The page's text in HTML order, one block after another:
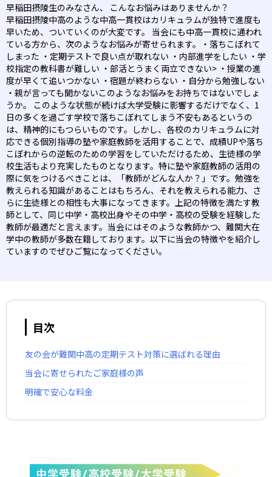
早稲田摂陵生のみなさん、 こんなお悩みはありませんか？
早稲田摂陵中高のような中高一貫校はカリキュラムが独特で進度も
早いため、ついていくのが大変です。 当会にも中高一貫校に通われ
ている方から、次のようなお悩みが寄せられます。・落ちこぼれて
しまった ・定期テストで良い点が取れない ・内部進学をしたい ・学
校指定の教科書が難しい ・部活とうまく両立できない> ・授業の進
度が早くて追いつかない ・宿題が終わらない ・自分から勉強しない
・親が言っても聞かないこのようなお悩みをお持ちではないでしょ
うか。 このような状態が続けば大学受験に影響するだけでなく、1
日の多くを過ごす学校で落ちこぼれてしまう不安もあるというの
は、精神的にもつらいものです。しかし、各校のカリキュラムに対
応できる個別指導の塾や家庭教師を活用することで、成績UPや落ち
こぼれからの逆転のための学習をしていただけるため、生徒様の学
校生活もより充実したものとなります。特に塾や家庭教師の活用の
際に気をつけるべきことは、「教師がどんな人か？」です。勉強を
教えられる知識があることはもちろん、それを教えられる能力、さ
らに生徒様との相性も大事になってきます。上記の特徴を満たす教
師として、同じ中学・高校出身やその中学・高校の受験を経験した
教師が最適だと言えます。当会にはそのような教師かつ、難関大在
学中の教師が多数在籍しております。以下に当会の特徴やを紹介し
ていますのでぜひご覧になってください。
目次
友の会が難関中高の定期テスト対策に選ばれる理由
当会に寄せられたご家庭様の声
明確で安心な料金